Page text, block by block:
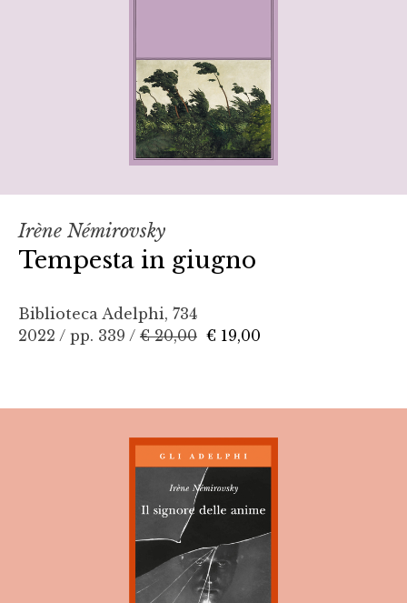
Irène Némirovsky
Tempesta in giugno
Biblioteca Adelphi, 734
2022 / pp. 339 / € 20,00 € 19,00